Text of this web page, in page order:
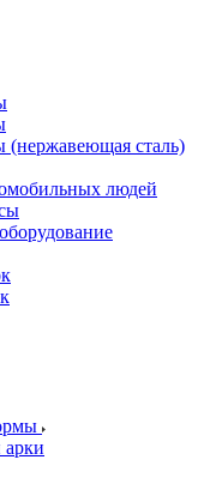
(нержавеющая сталь)
людей
арки